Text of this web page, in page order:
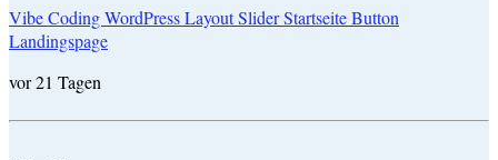
Vibe Coding WordPress Layout Slider Startseite Button
Landingspage
vor 21 Tagen